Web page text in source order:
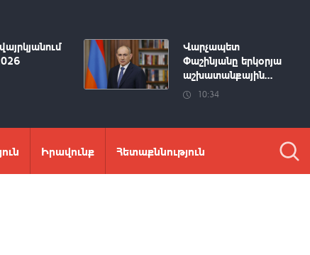
Վարչապետ
Փաշինյանը երկօրյա
աշխատանքային...
10:34
Իրավունք Հետաքննություն